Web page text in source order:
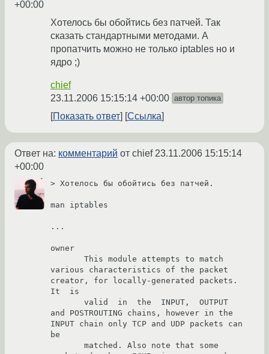
+00:00
Хотелось бы обойтись без патчей. Так
сказать стандартными методами. А
пропатчить можно не только iptables но и
ядро ;)
chief
23.11.2006 15:15:14 +00:00 автор топика
Показать ответ Ссылка
Ответ на: комментарий от chief23.11.2006 15:15:14
+00:00
> Хотелось бы обойтись без патчей.
man iptables
...
owner
various characteristics of the packet
creator, for locally-generated packets.
It  is
and POSTROUTING chains, however in the
INPUT chain only TCP and UDP packets can
be